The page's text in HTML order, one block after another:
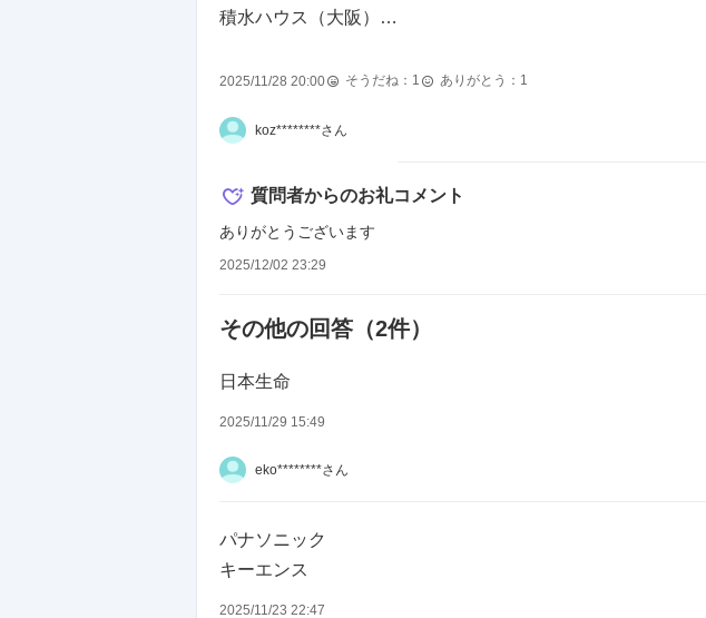
積水ハウス（大阪）
クボタ（大阪）
サントリーホールディングス（大阪）
日本ハム （大阪）
ユー・エス・ジェイ（大阪）
任天堂（京都）
ニデック（旧 日本電産）（京都）
アシックス（兵庫）
りそなホールディングス（東京・大阪）
日本ペイントホールディングス（東京・大阪）
ハウス食品（東京・大阪）
2025/11/28 20:00 そうだね： 1 ありがとう： 1
koz********さん
質問者からのお礼コメント
ありがとうございます
2025/12/02 23:29
その他の回答（2件）
日本生命
2025/11/29 15:49
eko********さん
パナソニック
キーエンス
2025/11/23 22:47